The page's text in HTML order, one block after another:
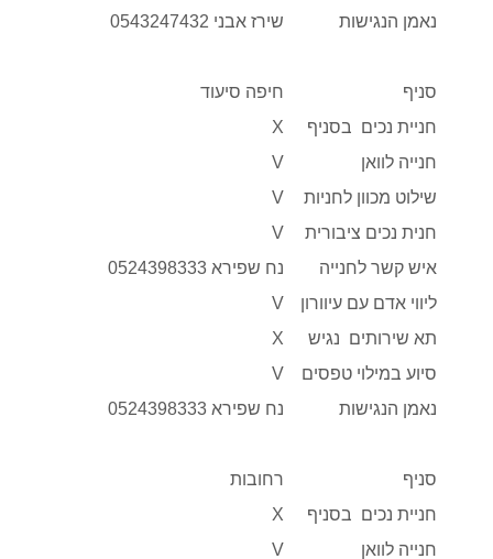
נאמן הנגישות
שירז אבני 0543247432
סניף
חיפה סיעוד
חניית נכים בסניף
X
חנייה לוואן
V
שילוט מכוון לחניות
V
חנית נכים ציבורית
V
איש קשר לחנייה
נח שפירא 0524398333
ליווי אדם עם עיוורון
V
תא שירותים נגיש
X
סיוע במילוי טפסים
V
נאמן הנגישות
נח שפירא 0524398333
סניף
רחובות
חניית נכים בסניף
X
חנייה לוואן
V